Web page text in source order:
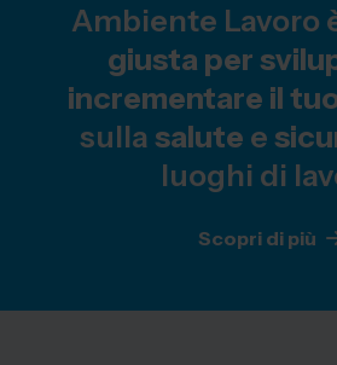
Ambiente Lavoro
giusta per
incrementare il
sulla salute e
luoghi di
Scopri di più